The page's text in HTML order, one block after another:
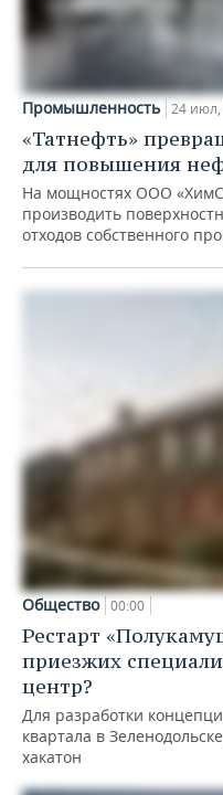
Промышленность 24 июл,
«Татнефть»
для повышения
На мощностях ООО
производить
отходов собственного
Общество 00:00
Рестарт
приезжих
центр?
Для разработки
квартала в
хакатон